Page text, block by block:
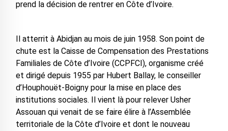
prend la décision de rentrer en Côte d’Ivoire.
Il atterrit à Abidjan au mois de juin 1958. Son point de
chute est la Caisse de Compensation des Prestations
Familiales de Côte d’Ivoire (CCPFCI), organisme créé
et dirigé depuis 1955 par Hubert Ballay, le conseiller
d’Houphouët-Boigny pour la mise en place des
institutions sociales. Il vient là pour relever Usher
Assouan qui venait de se faire élire à l’Assemblée
territoriale de la Côte d’Ivoire et dont le nouveau